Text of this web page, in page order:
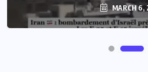
MARCH 6,